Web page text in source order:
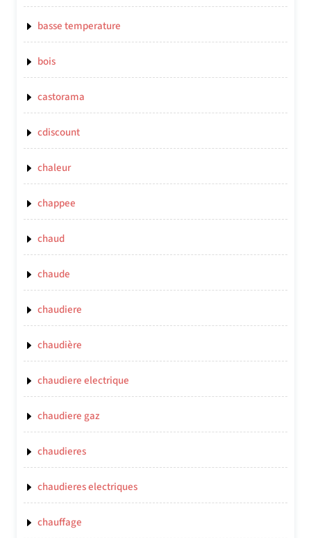
basse temperature
bois
castorama
cdiscount
chaleur
chappee
chaud
chaude
chaudiere
chaudière
chaudiere electrique
chaudiere gaz
chaudieres
chaudieres electriques
chauffage